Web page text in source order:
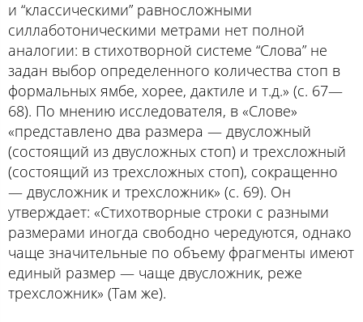
и “классическими” равносложными
силлаботоническими метрами нет полной
аналогии: в стихотворной системе “Слова” не
задан выбор определенного количества стоп в
формальных ямбе, хорее, дактиле и т.д.» (с. 67—
68). По мнению исследователя, в «Слове»
«представлено два размера — двусложный
(состоящий из двусложных стоп) и трехсложный
(состоящий из трехсложных стоп), сокращенно
— двусложник и трехсложник» (с. 69). Он
утверждает: «Стихотворные строки с разными
размерами иногда свободно чередуются, однако
чаще значительные по объему фрагменты имеют
единый размер — чаще двусложник, реже
трехсложник» (Там же).